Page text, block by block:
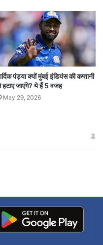
case completed
conferencing
पंड्या क्यों मुंबई इंडियंस की कप्तानी
हटाए जाएंगे? ये हैं 5 वजह
May 29, 2026
खाई में धक्का… आरोपियों ने